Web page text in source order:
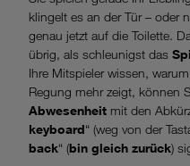
klingelt es an der Tür – oder
genau jetzt auf die Toilette.
übrig, als schleunigst das
Ihre Mitspieler wissen,
Regung mehr zeigt, können
Abwesenheit mit den
keyboard“ (weg von der
back“ (bin gleich zurück)